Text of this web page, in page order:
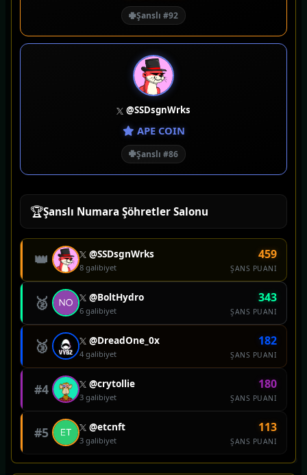
Şanslı #92
@SSDsgnWrks
APE COIN
Şanslı #86
🏆Şanslı Numara Şöhretler Salonu
👑 @SSDsgnWrks
8 galibiyet
459
ŞANS PUANI
🥈 @BoltHydro
6 galibiyet
343
ŞANS PUANI
🥉 @DreadOne_0x
4 galibiyet
182
ŞANS PUANI
#4 @crytollie
3 galibiyet
180
ŞANS PUANI
#5 @etcnft
3 galibiyet
113
ŞANS PUANI